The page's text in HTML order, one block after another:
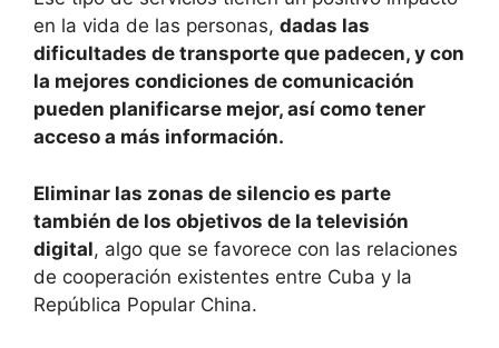
en la vida de las personas, dadas las
dificultades de transporte que padecen, y con
la mejores condiciones de comunicación
pueden planificarse mejor, así como tener
acceso a más información.
Eliminar las zonas de silencio es parte
también de los objetivos de la televisión
digital, algo que se favorece con las relaciones
de cooperación existentes entre Cuba y la
República Popular China.